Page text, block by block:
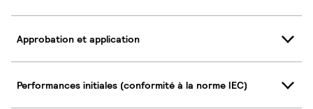
Approbation et application
Performances initiales (conformité à la norme IEC)